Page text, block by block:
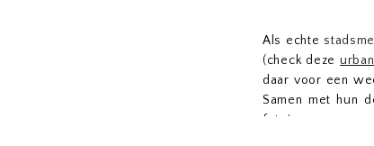
Als echte
(check deze
daar voor een
Samen met hun
foto’s.